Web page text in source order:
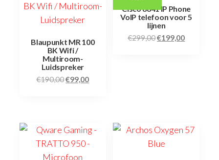
Blaupunkt MR 100
BK Wifi /
Multiroom-
Luidspreker
€190,00€99,00
Cisco 8841 IP Phone
VoIP telefoon voor 5
lijnen
€299,00€199,00